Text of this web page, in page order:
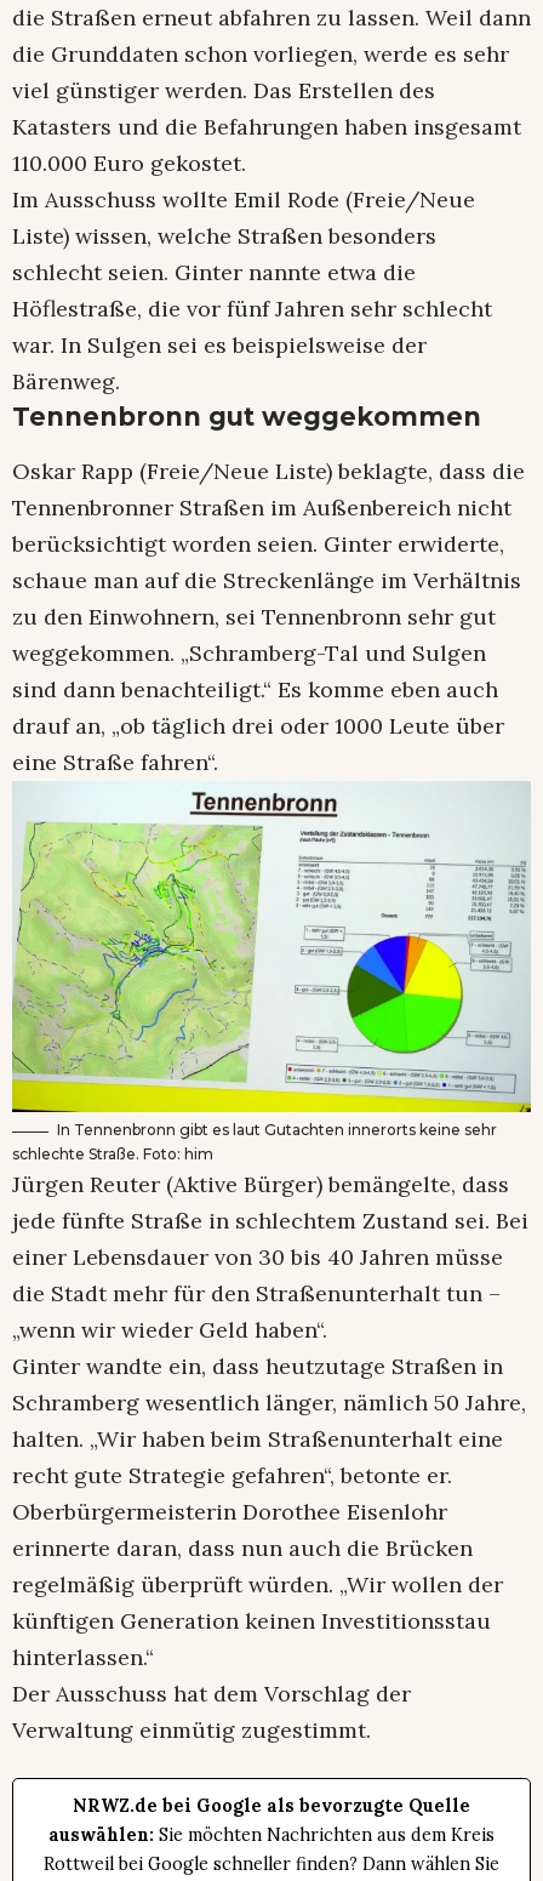
die Straßen erneut abfahren zu lassen. Weil dann
die Grunddaten schon vorliegen, werde es sehr
viel günstiger werden. Das Erstellen des
Katasters und die Befahrungen haben insgesamt
110.000 Euro gekostet.
Im Ausschuss wollte Emil Rode (Freie/Neue
Liste) wissen, welche Straßen besonders
schlecht seien. Ginter nannte etwa die
Höflestraße, die vor fünf Jahren sehr schlecht
war. In Sulgen sei es beispielsweise der
Bärenweg.
Tennenbronn gut weggekommen
Oskar Rapp (Freie/Neue Liste) beklagte, dass die
Tennenbronner Straßen im Außenbereich nicht
berücksichtigt worden seien. Ginter erwiderte,
schaue man auf die Streckenlänge im Verhältnis
zu den Einwohnern, sei Tennenbronn sehr gut
weggekommen. „Schramberg-Tal und Sulgen
sind dann benachteiligt.“ Es komme eben auch
drauf an, „ob täglich drei oder 1000 Leute über
eine Straße fahren“.
In Tennenbronn gibt es laut Gutachten innerorts keine sehr
schlechte Straße. Foto: him
Jürgen Reuter (Aktive Bürger) bemängelte, dass
jede fünfte Straße in schlechtem Zustand sei. Bei
einer Lebensdauer von 30 bis 40 Jahren müsse
die Stadt mehr für den Straßenunterhalt tun –
„wenn wir wieder Geld haben“.
Ginter wandte ein, dass heutzutage Straßen in
Schramberg wesentlich länger, nämlich 50 Jahre,
halten. „Wir haben beim Straßenunterhalt eine
recht gute Strategie gefahren“, betonte er.
Oberbürgermeisterin Dorothee Eisenlohr
erinnerte daran, dass nun auch die Brücken
regelmäßig überprüft würden. „Wir wollen der
künftigen Generation keinen Investitionsstau
hinterlassen.“
Der Ausschuss hat dem Vorschlag der
Verwaltung einmütig zugestimmt.
NRWZ.de bei Google als bevorzugte Quelle
auswählen: Sie möchten Nachrichten aus dem Kreis
Rottweil bei Google schneller finden? Dann wählen Sie